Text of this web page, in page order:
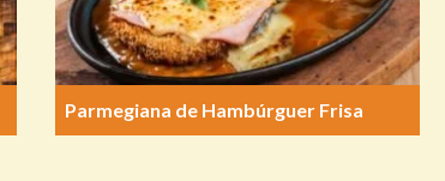
Parmegiana de Hambúrguer Frisa